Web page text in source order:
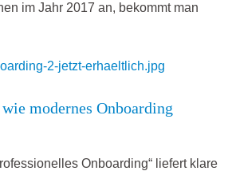
im Jahr 2017 an, bekommt man
modernes Onboarding
Onboarding“ liefert klare